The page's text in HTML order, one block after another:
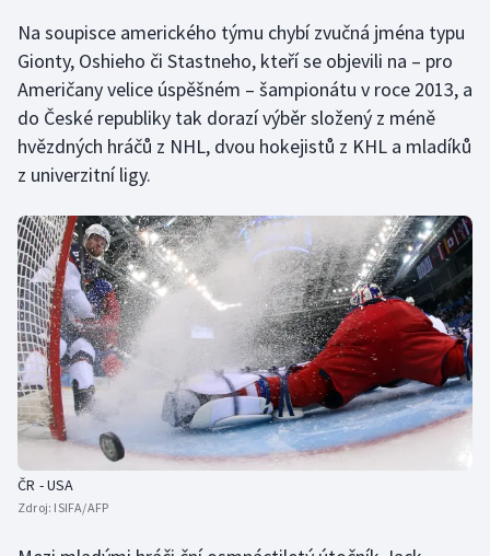
Sportovní střelba
Stolní tenis
Triatlon
Veslování
Vodní slalom
Volejbal
Ostatní
Na soupisce amerického týmu chybí zvučná jména typu
Gionty, Oshieho či Stastneho, kteří se objevili na – pro
Američany velice úspěšném – šampionátu v roce 2013, a
do České republiky tak dorazí výběr složený z méně
hvězdných hráčů z NHL, dvou hokejistů z KHL a mladíků
z univerzitní ligy.
ČR - USA
Zdroj: ISIFA/AFP